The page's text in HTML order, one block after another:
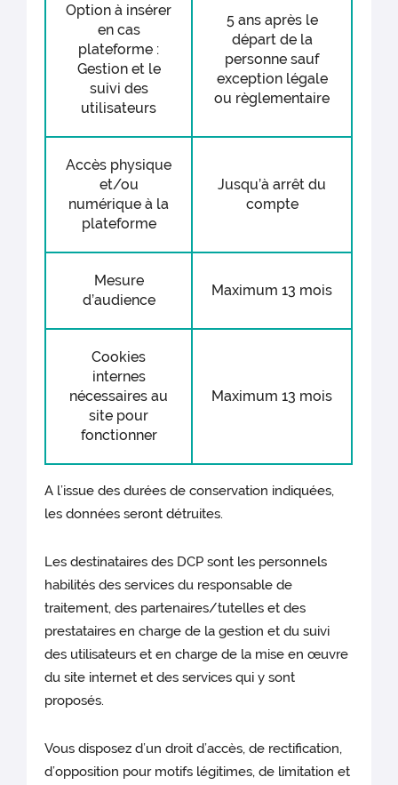
Option à insérer
en cas
plateforme :
Gestion et le
suivi des
utilisateurs
5 ans après le
départ de la
personne sauf
exception légale
ou règlementaire
Accès physique
et/ou
numérique à la
plateforme
Jusqu’à arrêt du
compte
Mesure
d’audience
Maximum 13 mois
Cookies
internes
nécessaires au
site pour
fonctionner
Maximum 13 mois
A l’issue des durées de conservation indiquées,
les données seront détruites.
Les destinataires des DCP sont les personnels
habilités des services du responsable de
traitement, des partenaires/tutelles et des
prestatairesen charge de la gestion et du suivi
des utilisateurs et en charge de la mise en œuvre
du site internet et des services qui y sont
proposés.
Vous disposez d’un droit d’accès, de rectification,
d’opposition pour motifs légitimes, de limitation et